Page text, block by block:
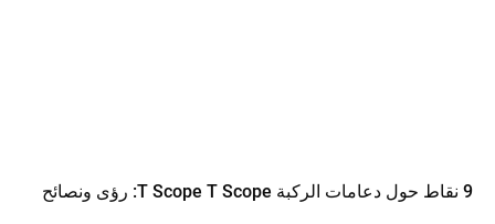
9 نقاط حول دعامات الركبة T Scope T Scope: رؤى ونصائح